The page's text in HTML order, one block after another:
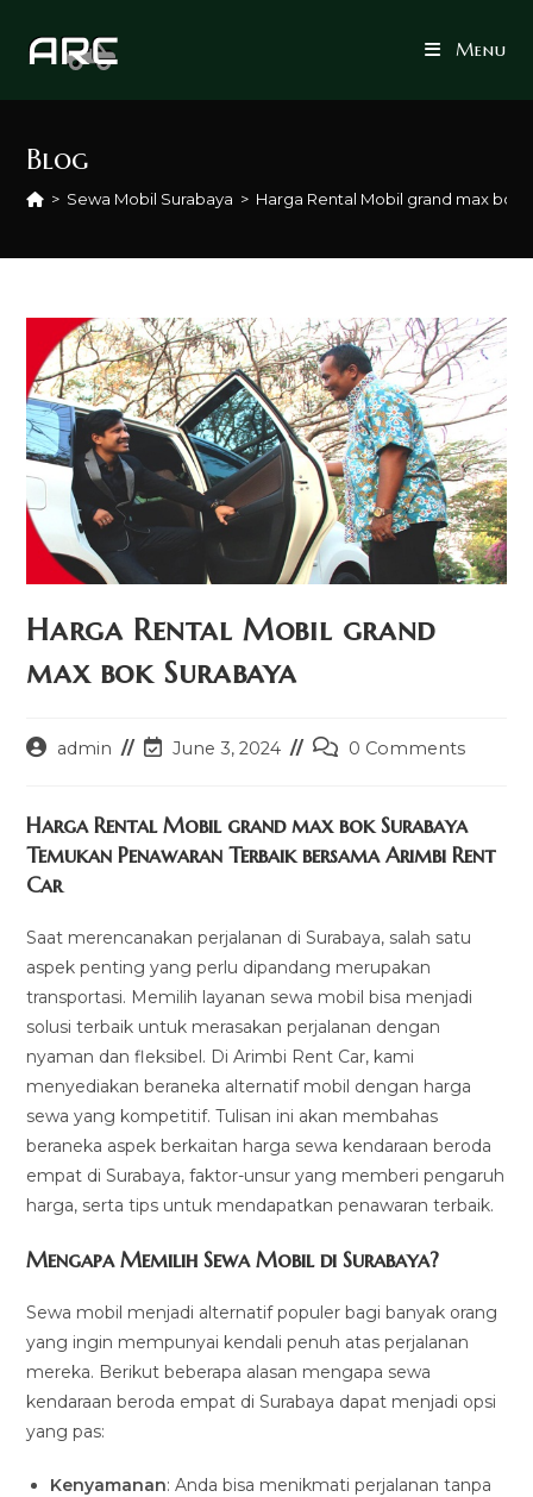
Menu
Blog
> Sewa Mobil Surabaya > Harga Rental Mobil grand max bok
Harga Rental Mobil grand
max bok Surabaya
Postadmin
PostJune 3, 2024
Post0 Comments
Harga Rental Mobil grand max bok Surabaya
Temukan Penawaran Terbaik bersama Arimbi Rent
Car
Saat merencanakan perjalanan di Surabaya, salah satu
aspek penting yang perlu dipandang merupakan
transportasi. Memilih layanan sewa mobil bisa menjadi
solusi terbaik untuk merasakan perjalanan dengan
nyaman dan fleksibel. Di Arimbi Rent Car, kami
menyediakan beraneka alternatif mobil dengan harga
sewa yang kompetitif. Tulisan ini akan membahas
beraneka aspek berkaitan harga sewa kendaraan beroda
empat di Surabaya, faktor-unsur yang memberi pengaruh
harga, serta tips untuk mendapatkan penawaran terbaik.
Mengapa Memilih Sewa Mobil di Surabaya?
Sewa mobil menjadi alternatif populer bagi banyak orang
yang ingin mempunyai kendali penuh atas perjalanan
mereka. Berikut beberapa alasan mengapa sewa
kendaraan beroda empat di Surabaya dapat menjadi opsi
yang pas:
Kenyamanan: Anda bisa menikmati perjalanan tanpa